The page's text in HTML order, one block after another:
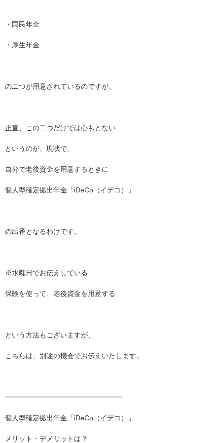
・国民年金
・厚生年金
の二つが用意されているのですが、
正直、この二つだけでは心もとない
というのが、現状で、
自分で老後資金を用意するときに
個人型確定拠出年金「iDeCo（イデコ）」
の出番となるわけです。
※水曜日でお伝えしている
保険を使って、老後資金を用意する
という方法もございますが、
こちらは、別途の機会でお伝えいたします。
━━━━━━━━━━━━━━━━━
個人型確定拠出年金「iDeCo（イデコ）」
メリット・デメリットは？